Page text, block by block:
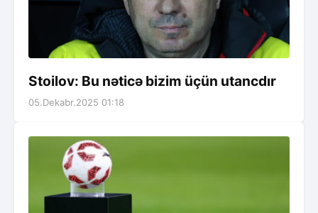
Stoilov: Bu nəticə bizim üçün utancdır
05.Dekabr.2025 01:18